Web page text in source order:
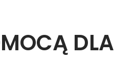
DLA